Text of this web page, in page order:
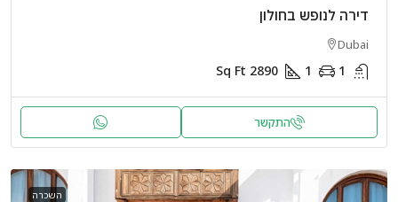
דירה לנופש בחולון
Dubai
1
1
2890
Sq Ft
התקשר
השכרה